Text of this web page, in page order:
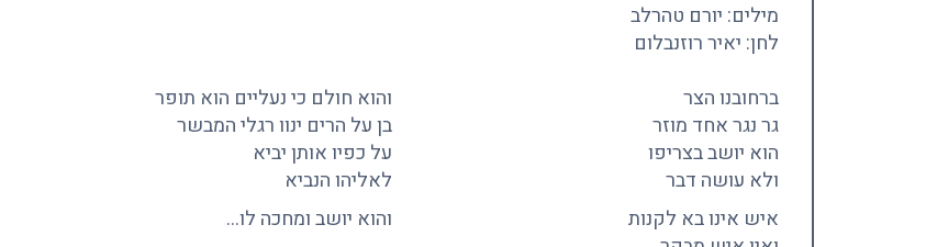
מילים: יורם טהרלב
לחן: יאיר רוזנבלום
ברחובנו הצר
גר נגר אחד מוזר
הוא יושב בצריפו
ולא עושה דבר
איש אינו בא לקנות
והוא חולם כי נעליים הוא תופר
בן על הרים ינוו רגלי המבשר
על כפיו אותן יביא
לאליהו הנביא
והוא יושב ומחכה לו…